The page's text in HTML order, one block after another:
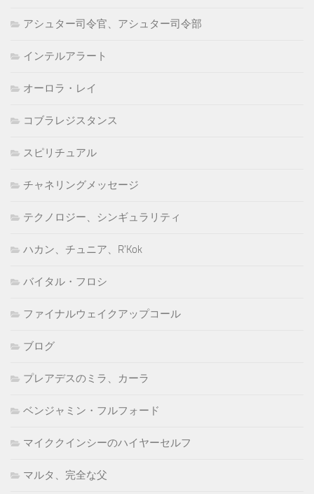
アシュター司令官、アシュター司令部
インテルアラート
オーロラ・レイ
コブラレジスタンス
スピリチュアル
チャネリングメッセージ
テクノロジー、シンギュラリティ
ハカン、チュニア、R'Kok
バイタル・フロシ
ファイナルウェイクアップコール
ブログ
プレアデスのミラ、カーラ
ベンジャミン・フルフォード
マイククインシーのハイヤーセルフ
マルタ、完全な父